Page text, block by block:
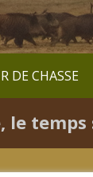
DE CHASSE
le